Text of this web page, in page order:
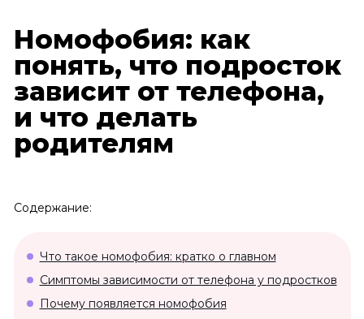
Номофобия: как
понять, что подросток
зависит от телефона,
и что делать
родителям
Содержание:
Что такое номофобия: кратко о главном
Симптомы зависимости от телефона у подростков
Почему появляется номофобия